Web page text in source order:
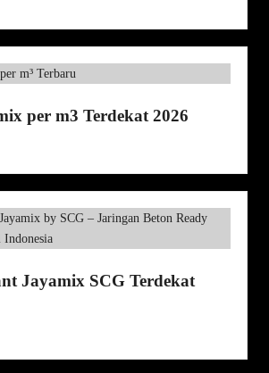
per m3 Terdekat 2026
Jayamix SCG Terdekat